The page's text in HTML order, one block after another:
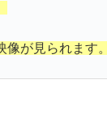
像が見られます。